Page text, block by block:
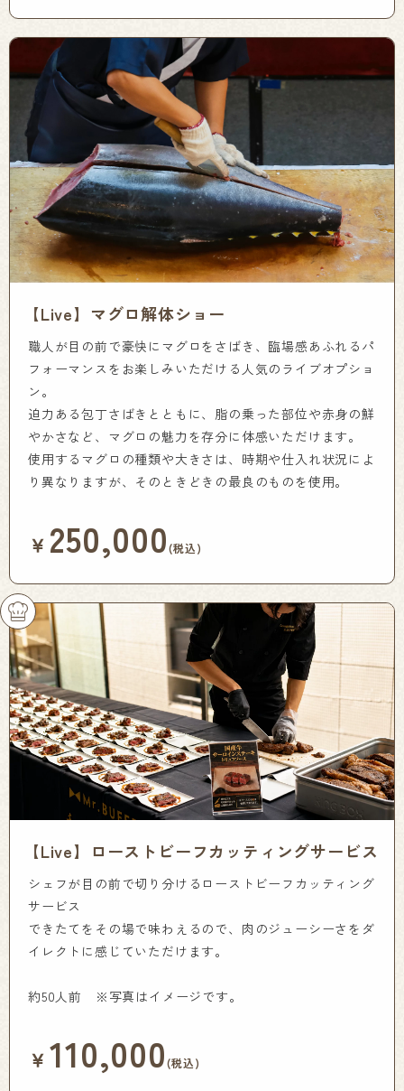
【Live】マグロ解体ショー
職人が目の前で豪快にマグロをさばき、臨場感あふれるパ
フォーマンスをお楽しみいただける人気のライブオプショ
ン。
迫力ある包丁さばきとともに、脂の乗った部位や赤身の鮮
やかさなど、マグロの魅力を存分に体感いただけます。
使用するマグロの種類や大きさは、時期や仕入れ状況によ
り異なりますが、そのときどきの最良のものを使用。
￥ 250,000(税込)
【Live】ローストビーフカッティングサービス
シェフが目の前で切り分けるローストビーフカッティング
サービス
できたてをその場で味わえるので、肉のジューシーさをダ
イレクトに感じていただけます。
約50人前 ※写真はイメージです。
￥110,000(税込)